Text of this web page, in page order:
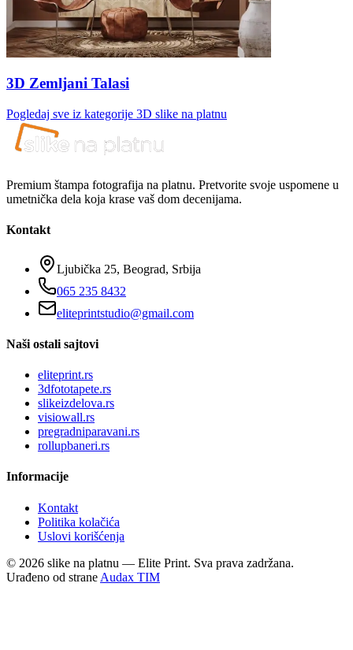
3D Zemljani Talasi
Pogledaj sve iz kategorije 3D slike na platnu
Premium štampa fotografija na platnu. Pretvorite svoje uspomene u
umetnička dela koja krase vaš dom decenijama.
Kontakt
Ljubička 25, Beograd, Srbija
065 235 8432
eliteprintstudio@gmail.com
Naši ostali sajtovi
eliteprint.rs
3dfototapete.rs
slikeizdelova.rs
visiowall.rs
pregradniparavani.rs
rollupbaneri.rs
Informacije
Kontakt
Politika kolačića
Uslovi korišćenja
© 2026 slike na platnu — Elite Print. Sva prava zadržana.
Urađeno od strane Audax TIM